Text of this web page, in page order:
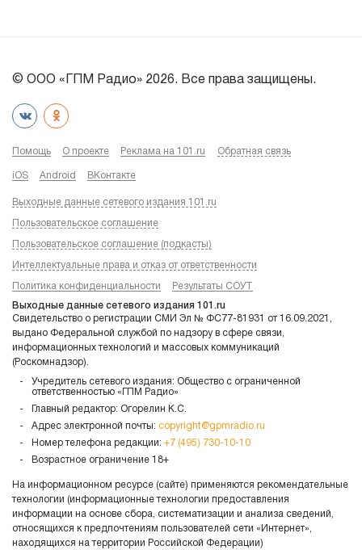
© ООО «ГПМ Радио» 2026. Все права защищены.
Помощь О проекте Реклама на 101.ru Обратная связь
iOS Android ВКонтакте
Выходные данные сетевого издания 101.ru
Пользовательское соглашение
Пользовательское соглашение (подкасты)
Интеллектуальные права и отказ от ответственности
Политика конфиденциальности Результаты СОУТ
Выходные данные сетевого издания 101.ru
Свидетельство о регистрации СМИ Эл № ФС77-81931 от 16.09.2021,
выдано Федеральной службой по надзору в сфере связи,
информационных технологий и массовых коммуникаций
(Роскомнадзор).
Учредитель сетевого издания: Общество с ограниченной
ответственностью «ГПМ Радио»
Главный редактор: Огорелин К.С.
Адрес электронной почты: copyright@gpmradio.ru
Номер телефона редакции: +7 (495) 730-10-10
Возрастное ограничение 18+
На информационном ресурсе (сайте) применяются рекомендательные
технологии (информационные технологии предоставления
информации на основе сбора, систематизации и анализа сведений,
относящихся к предпочтениям пользователей сети «Интернет»,
находящихся на территории Российской Федерации)